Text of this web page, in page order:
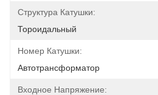
Структура Катушки:
Тороидальный
Номер Катушки:
Автотрансформатор
Входное Напряжение: